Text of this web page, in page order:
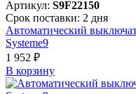
Артикул: S9F22150
Срок поставки: 2 дня
Автоматический
Systeme9
1 952 ₽
В корзинy